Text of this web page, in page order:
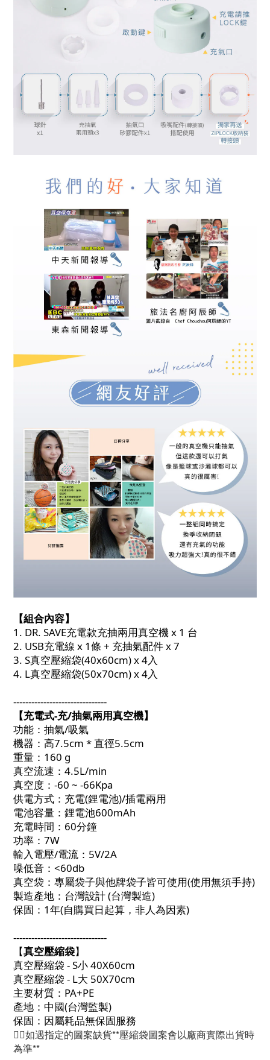
【組合內容】
1. DR. SAVE充電款充抽兩用真空機 x 1 台
2. USB充電線 x 1條 + 充抽氣配件 x 7
3. S真空壓縮袋(40x60cm) x 4入
4. L真空壓縮袋(50x70cm) x 4入
-------------------------------
【充電式-充/抽氣兩用真空機】
功能：抽氣/吸氣
機器：高7.5cm * 直徑5.5cm
重量：160 g
真空流速：4.5L/min
真空度：-60 ~ -66Kpa
供電方式：充電(鋰電池)/插電兩用
電池容量：鋰電池600mAh
充電時間：60分鐘
功率：7W
輸入電壓/電流：5V/2A
噪低音：<60db
真空袋：專屬袋子與他牌袋子皆可使用(使用無須手持)
製造產地：台灣設計 (台灣製造)
保固：1年(自購買日起算，非人為因素)
-------------------------------
【真空壓縮袋】
真空壓縮袋 - S小 40X60cm
真空壓縮袋 - L大 50X70cm
主要材質：PA+PE
產地：中國(台灣監製)
保固：因屬耗品無保固服務
👉🏻如遇指定的圖案缺貨**壓縮袋圖案會以廠商實際出貨時
為準**